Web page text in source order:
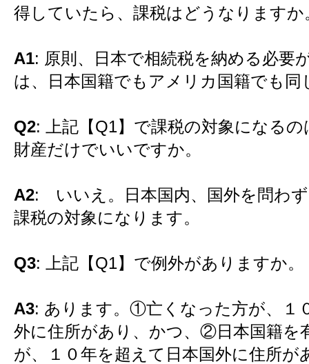
得していたら、課税はどうなりますか
A1: 原則、日本で相続税を納める必要
は、日本国籍でもアメリカ国籍でも同
Q2: 上記【Q1】で課税の対象になる
財産だけでいいですか。
A2: いいえ。日本国内、国外を問わ
課税の対象になります。
Q3: 上記【Q1】で例外がありますか。
A3: あります。①亡くなった方が、１
外に住所があり、かつ、②日本国籍を
が、１０年を超えて日本国外に住所が